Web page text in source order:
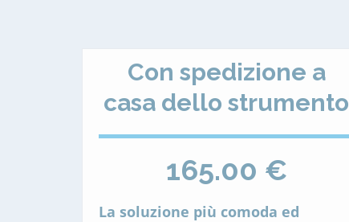
Con spedizione a
casa dello strumento
165.00 €
La soluzione più comoda ed